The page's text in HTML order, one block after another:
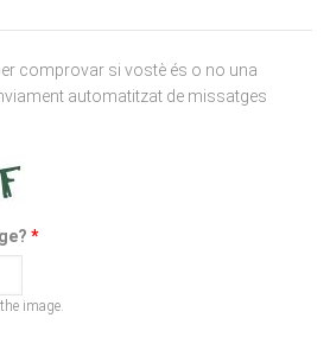
comprovar si vostè és o no una
image.